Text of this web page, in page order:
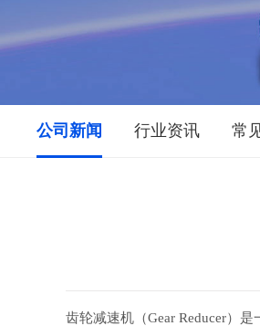
公司新闻 行业资讯 常
齿轮减速机（Gear Reducer）